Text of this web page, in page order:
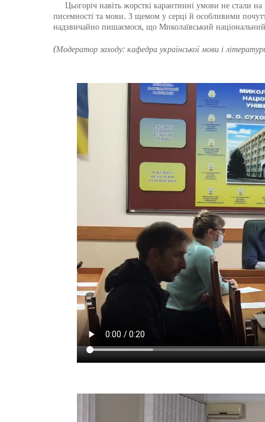
Цьогоріч навіть жорсткі карантинні умови не стали на
писемності та мови. З щемом у серці й особливими
надзвичайно пишаємося, що Миколаївський
(Модератор заходу: кафедра української мови і